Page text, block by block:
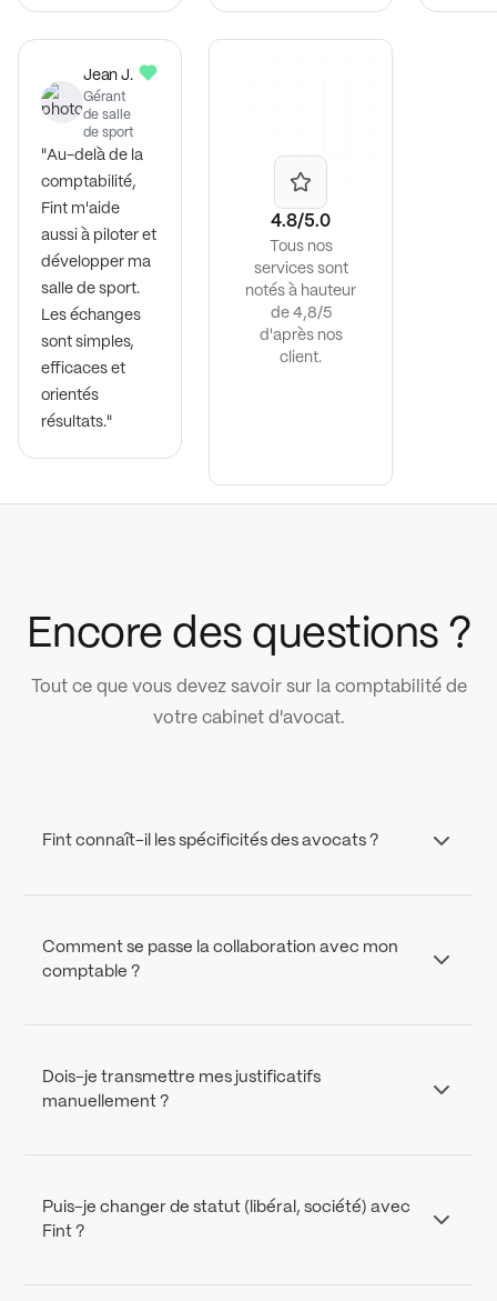
Jean J.
Gérant
de salle
de sport
"Au-delà de la
comptabilité,
Fint m'aide
aussi à piloter et
développer ma
salle de sport.
Les échanges
sont simples,
efficaces et
orientés
résultats."
4.8/5.0
Tous nos
services sont
notés à hauteur
de 4,8/5
d'après nos
client.
Encore des questions ?
Tout ce que vous devez savoir sur la comptabilité de
votre cabinet d'avocat.
Fint connaît-il les spécificités des avocats ?
maîtrisons la déclaration 2035, les charges sociales et les
obligations propres aux professions juridiques.
Comment se passe la collaboration avec mon
comptable ?
déclarations et vous alerte sur les échéances
importantes.
Dois-je transmettre mes justificatifs
manuellement ?
déposer vos justificatifs en ligne, directement dans Fint.
Puis-je changer de statut (libéral, société) avec
Fint ?